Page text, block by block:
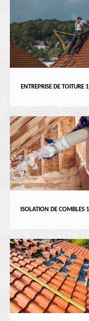
ENTREPRISE DE TOITURE
ISOLATION DE COMBLES